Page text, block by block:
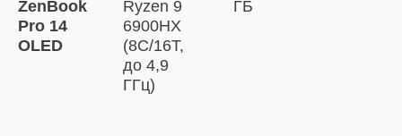
ZenBook
Pro 14
OLED
Ryzen 9
6900HX
(8C/16T,
до 4,9
ГГц)
ГБ